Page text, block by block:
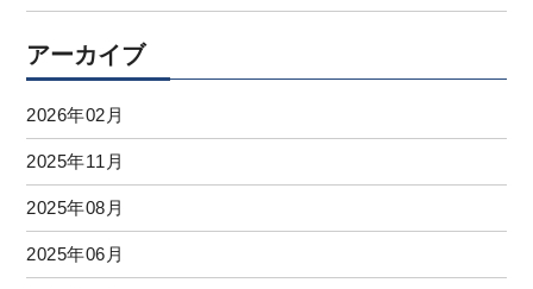
アーカイブ
2026年02月
2025年11月
2025年08月
2025年06月